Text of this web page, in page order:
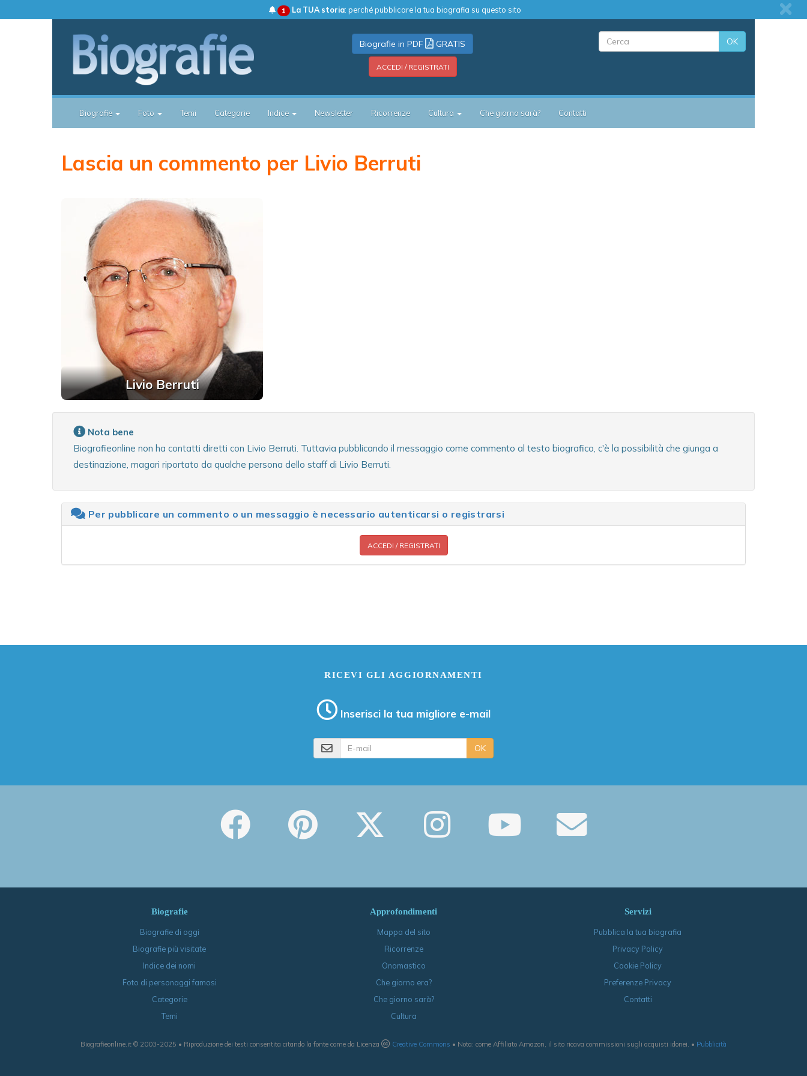
1 La TUA storia: perché pubblicare la tua biografia su questo sito
Biografie in PDF GRATIS
ACCEDI / REGISTRATI
OK
Biografie Foto Temi Categorie Indice Newsletter Ricorrenze Cultura Che giorno sarà? Contatti
Lascia un commento per Livio Berruti
Livio Berruti
Nota bene
Biografieonline non ha contatti diretti con Livio Berruti. Tuttavia pubblicando il messaggio come commento al testo biografico, c'è la possibilità che giunga a
destinazione, magari riportato da qualche persona dello staff di Livio Berruti.
Per pubblicare un commento o un messaggio è necessario autenticarsi o registrarsi
ACCEDI / REGISTRATI
RICEVI GLI AGGIORNAMENTI
Inserisci la tua migliore e-mail
OK
Biografie
Biografie di oggi
Biografie più visitate
Indice dei nomi
Foto di personaggi famosi
Categorie
Temi
Approfondimenti
Mappa del sito
Ricorrenze
Onomastico
Che giorno era?
Che giorno sarà?
Cultura
Servizi
Pubblica la tua biografia
Privacy Policy
Cookie Policy
Preferenze Privacy
Contatti
Biografieonline.it © 2003-2025 • Riproduzione dei testi consentita citando la fonte come da Licenza Creative Commons • Nota: come Affiliato Amazon, il sito ricava commissioni sugli acquisti idonei. • Pubblicità